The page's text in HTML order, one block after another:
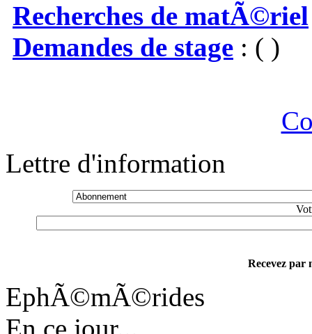
Recherches de matÃ©riel
Demandes de stage : ( )
Lettre d'information
Recevez par
EphÃ©mÃ©rides